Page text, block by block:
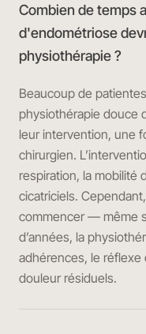
Combien de temps
d'endométriose
physiothérapie ?
Beaucoup de
physiothérapie douce
leur intervention, une
chirurgien.
respiration, la mobilité
cicatriciels.
commencer — même
d’années, la
adhérences, le
douleur résiduels.